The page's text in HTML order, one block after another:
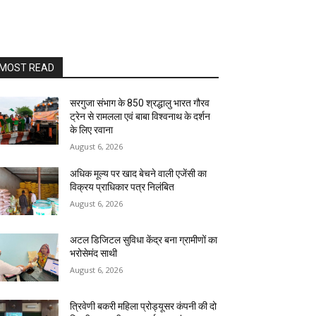
READ
सरगुजा संभाग के 850 श्रद्धालु भारत गौरव
ट्रेन से रामलला एवं बाबा विश्वनाथ के दर्शन
के लिए रवाना
August 6, 2026
अधिक मूल्य पर खाद बेचने वाली एजेंसी का
विक्रय प्राधिकार पत्र निलंबित
August 6, 2026
अटल डिजिटल सुविधा केंद्र बना ग्रामीणों का
भरोसेमंद साथी
August 6, 2026
त्रिवेणी बकरी महिला प्रोड्यूसर कंपनी की दो